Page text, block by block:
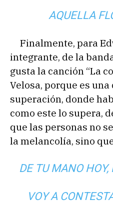
AQUELLA
Finalmente, para
integrante, de la
gusta la canción “La
Velosa, porque es una
superación, donde
como este lo supera,
que las personas no
la melancolía, sino
DE TU MANO
VOY A